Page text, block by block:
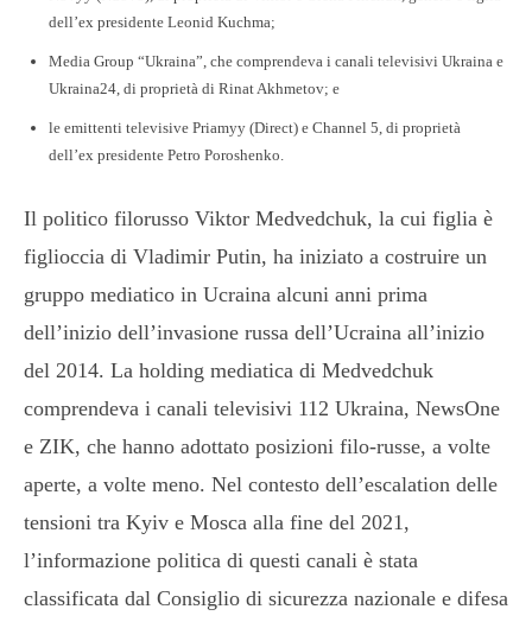
dell’ex presidente Leonid Kuchma;
Media Group “Ukraina”, che comprendeva i canali televisivi Ukraina e
Ukraina24, di proprietà di Rinat Akhmetov; e
le emittenti televisive Priamyy (Direct) e Channel 5, di proprietà
dell’ex presidente Petro Poroshenko.
Il politico filorusso Viktor Medvedchuk, la cui figlia è
figlioccia di Vladimir Putin, ha iniziato a costruire un
gruppo mediatico in Ucraina alcuni anni prima
dell’inizio dell’invasione russa dell’Ucraina all’inizio
del 2014. La holding mediatica di Medvedchuk
comprendeva i canali televisivi 112 Ukraina, NewsOne
e ZIK, che hanno adottato posizioni filo-russe, a volte
aperte, a volte meno. Nel contesto dell’escalation delle
tensioni tra Kyiv e Mosca alla fine del 2021,
l’informazione politica di questi canali è stata
classificata dal Consiglio di sicurezza nazionale e difesa